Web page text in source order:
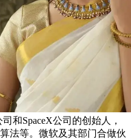
和SpaceX公司的创始人，
法等。微软及其部门合做伙